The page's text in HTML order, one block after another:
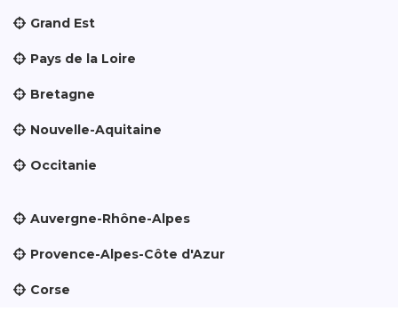
Grand Est
Pays de la Loire
Bretagne
Nouvelle-Aquitaine
Occitanie
Auvergne-Rhône-Alpes
Provence-Alpes-Côte d'Azur
Corse